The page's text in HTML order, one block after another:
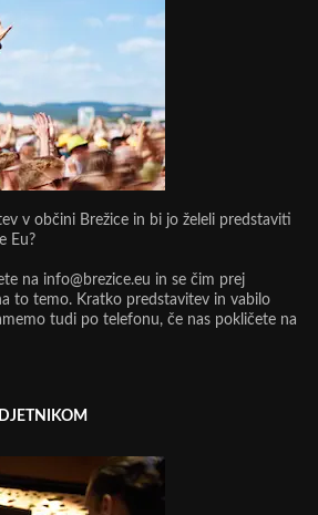
v občini Brežice in bi jo želeli predstaviti
Eu?
na info@brezice.eu in se čim prej
to temo. Kratko predstavitev in vabilo
tudi po telefonu, če nas pokličete na